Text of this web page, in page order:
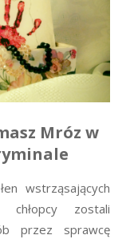
Mróz w
wstrząsających
chłopcy zostali
przez sprawcę